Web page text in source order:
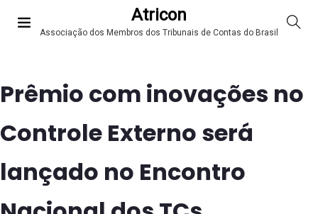
Atricon
Associação dos Membros dos Tribunais de Contas do Brasil
Prêmio com inovações no
Controle Externo será
lançado no Encontro